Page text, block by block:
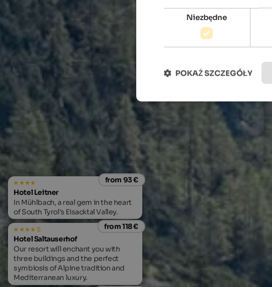
from 93 €
Hotel Leitner
In Mühlbach, a real gem in the heart
of South Tyrol's Eisacktal Valley.
from 118 €
s
Hotel Saltauserhof
Our resort will enchant you with
three buildings and the perfect
symbiosis of Alpine tradition and
Mediterranean luxury.
Niezbędne
POKAŻ SZCZEGÓŁY